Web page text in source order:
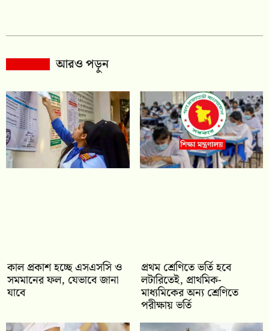
আরও পড়ুন
কাল প্রকাশ হচ্ছে এসএসসি ও
সমমানের ফল, যেভাবে জানা
যাবে
প্রথম শ্রেণিতে ভর্তি হবে
লটারিতেই, প্রাথমিক-
মাধ্যমিকের অন্য শ্রেণিতে
পরীক্ষায় ভর্তি